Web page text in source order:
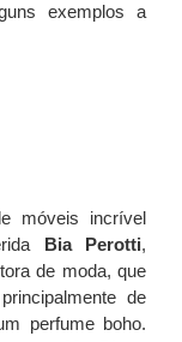
exemplos a
móveis incrível
Bia Perotti,
de moda, que
de
perfume boho.